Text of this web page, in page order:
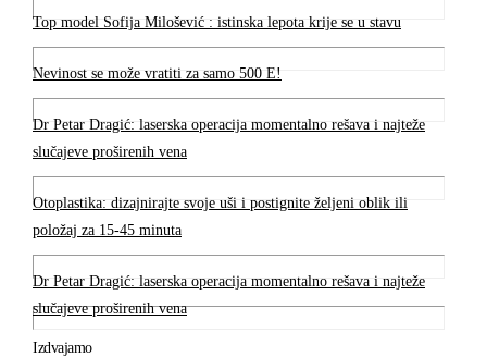
Top model Sofija Milošević : istinska lepota krije se u stavu
Nevinost se može vratiti za samo 500 E!
Dr Petar Dragić: laserska operacija momentalno rešava i najteže
slučajeve proširenih vena
Otoplastika: dizajnirajte svoje uši i postignite željeni oblik ili
položaj za 15-45 minuta
Dr Petar Dragić: laserska operacija momentalno rešava i najteže
slučajeve proširenih vena
Izdvajamo